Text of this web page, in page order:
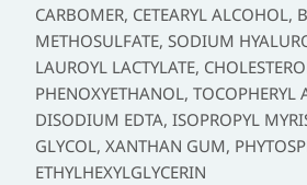
CARBOMER, CETEARYL ALCOHOL,
METHOSULFATE, SODIUM
LAUROYL LACTYLATE,
PHENOXYETHANOL, TOCOPHERYL
DISODIUM EDTA, ISOPROPYL
GLYCOL, XANTHAN GUM,
ETHYLHEXYLGLYCERIN